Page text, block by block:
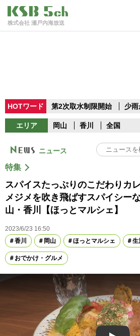
株式会社 瀬戸内海放送
HOTワード 第2次取水制限開始 少雨
エリア 岡山 香川 全国
ニュース
特集
スパイスたっぷりのこだわりカ
メジメを吹き飛ばすスパイシー
山・香川【ほっとマルシェ】
2023/6/23 16:50
香川
岡山 ほっとマルシェ 生
おでかけ・グルメ